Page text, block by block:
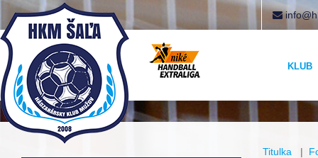
KLUB
Titulka |